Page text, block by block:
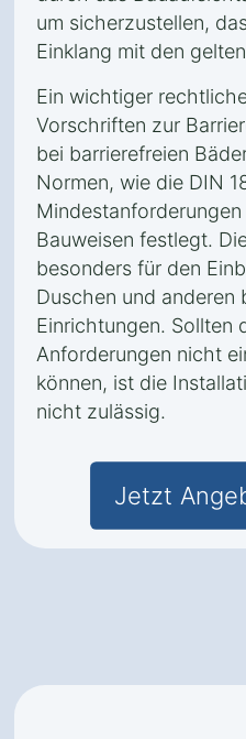
um sicherzustellen,
Einklang mit den
Ein wichtiger
Vorschriften zur
bei barrierefreien
Normen, wie die DIN
Bauweisen festlegt.
besonders für den
Duschen und anderen
Einrichtungen. Sollten
Anforderungen nicht
können, ist die
nicht zulässig.
Jetzt